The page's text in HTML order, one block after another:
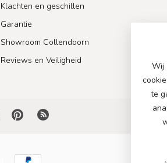
Klachten en geschillen
Garantie
Showroom Collendoorn
Reviews en Veiligheid
Wij
te